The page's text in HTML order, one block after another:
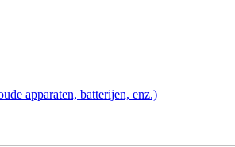
apparaten, batterijen, enz.)